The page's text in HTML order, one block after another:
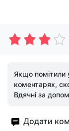
Якщо помітили
коментарях,
Вдячні за
Додати